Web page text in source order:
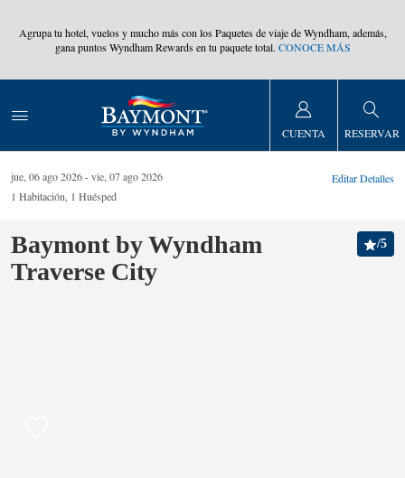
Agrupa tu hotel, vuelos y mucho más con los Paquetes de viaje de Wyndham, además,
gana puntos Wyndham Rewards en tu paquete total. CONOCE MÁS
CUENTA RESERVAR
jue, 06 ago 2026
vie, 07 ago 2026
1 Habitación 1 Huésped
Editar Detalles
Baymont by Wyndham
Traverse City
/5